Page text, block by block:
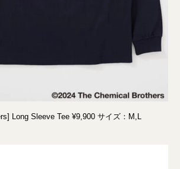
Long Sleeve Tee ¥9,900 サイズ：M,L